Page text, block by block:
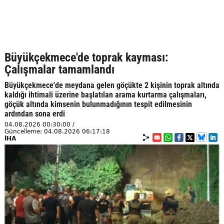
Büyükçekmece'de toprak kayması:
Çalışmalar tamamlandı
Büyükçekmece'de meydana gelen göçükte 2 kişinin toprak altında
kaldığı ihtimali üzerine başlatılan arama kurtarma çalışmaları,
göçük altında kimsenin bulunmadığının tespit edilmesinin
ardından sona erdi
04.08.2026 00:30:00 /
Güncelleme: 04.08.2026 06:17:18
İHA